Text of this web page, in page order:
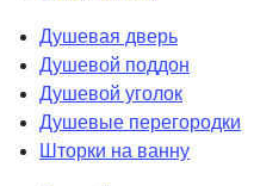
Душевая дверь
Душевой поддон
Душевой уголок
Душевые перегородки
Шторки на ванну